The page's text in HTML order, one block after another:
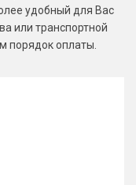
удобный для Вас
или транспортной
порядок оплаты.